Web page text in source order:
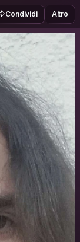
Condividi Altro